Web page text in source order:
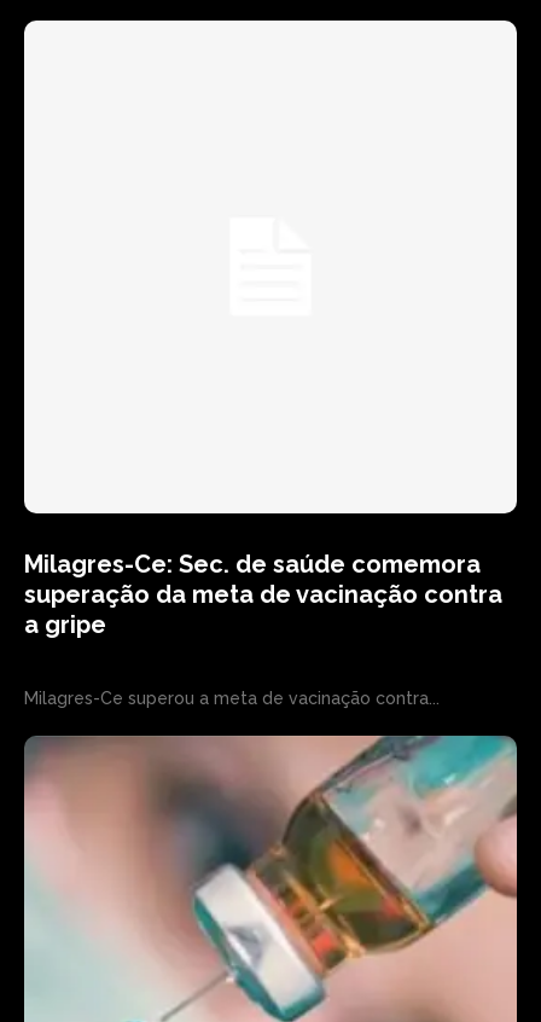
Milagres-Ce: Sec. de saúde comemora
superação da meta de vacinação contra
a gripe
Milagres-Ce superou a meta de vacinação contra...